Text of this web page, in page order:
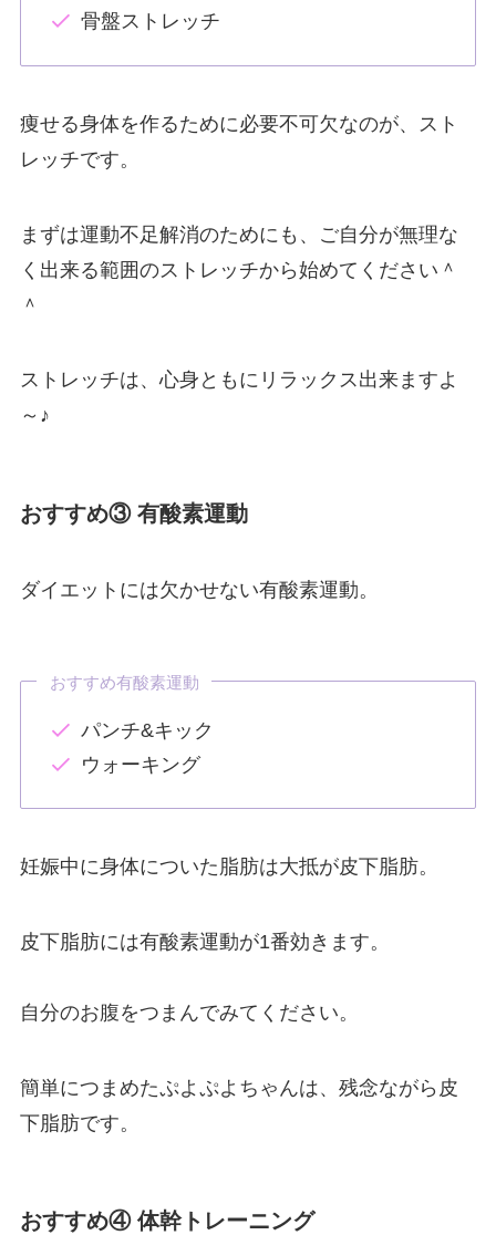
骨盤ストレッチ
痩せる身体を作るために必要不可欠なのが、スト
レッチです。
まずは運動不足解消のためにも、ご自分が無理な
く出来る範囲のストレッチから始めてください＾
＾
ストレッチは、心身ともにリラックス出来ますよ
～♪
おすすめ③ 有酸素運動
ダイエットには欠かせない有酸素運動。
おすすめ有酸素運動
パンチ&キック
ウォーキング
妊娠中に身体についた脂肪は大抵が皮下脂肪。
皮下脂肪には有酸素運動が1番効きます。
自分のお腹をつまんでみてください。
簡単につまめたぷよぷよちゃんは、残念ながら皮
下脂肪です。
おすすめ④ 体幹トレーニング